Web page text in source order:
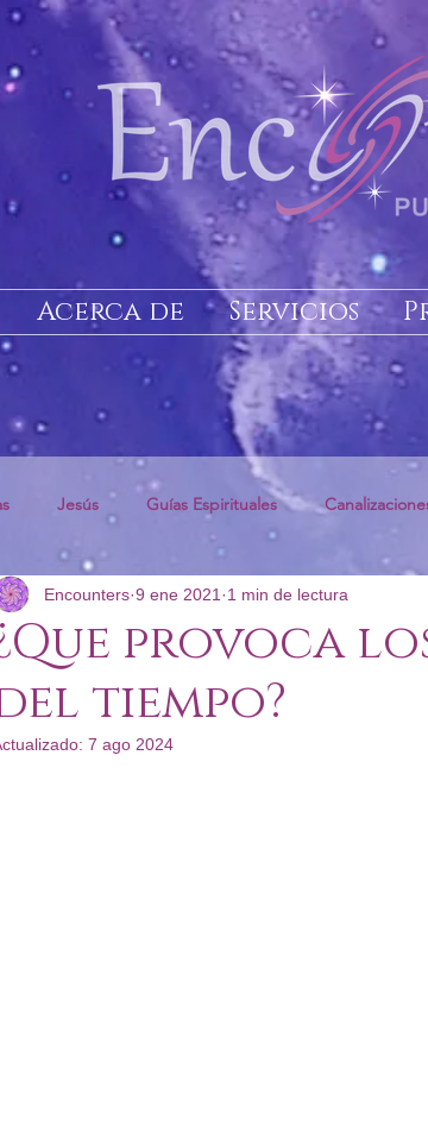
Jesús Guías Espirituales
Podcast: Poco Convencional
provoca
tiempo?
Encounters 9 ene 2021 1 min de lectura
7 ago 2024
Acerca de Servicios